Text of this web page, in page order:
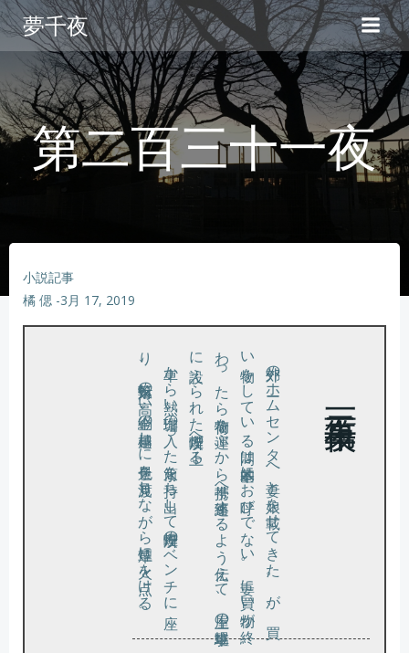
コ
ン
テ
ン
ツ
へ
ス
キ
夢千夜
第二百三十一夜
小説記事
橘 偲 -3月 17, 2019
郊外の
ホー
ム
セ
ン
タ
へ妻
と娘
を載
せ
て
き
た
。
が
、買
い物を
し
て
い
る間
は基本的
に
お呼
び
で
な
い
。妻
に買
い物
が終
わっ
た
ら荷物
を運
ぶ
か
ら携帯
へ連絡
す
る
よ
う伝
え
て
、屋上
の駐車場
に設え
ら
れ
た喫煙所
へ上
る
。
車か
ら熱
い珈琲
の入
っ
た水筒
を持
ち出
し
て喫煙所
の
ベ
ン
チ
に座
り、転落対策
の高
い金網
の柵越
し
に景色
を見渡
し
な
が
ら煙草
に火
を点
け
る
。